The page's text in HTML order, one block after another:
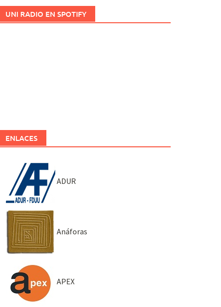
UNI RADIO EN SPOTIFY
ENLACES
ADUR
Anáforas
APEX